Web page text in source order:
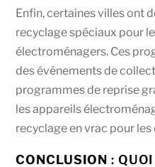
Enfin, certaines villes ont
recyclage spéciaux pour
électroménagers. Ces
des événements de
programmes de reprise
les appareils
recyclage en vrac pour
CONCLUSION :